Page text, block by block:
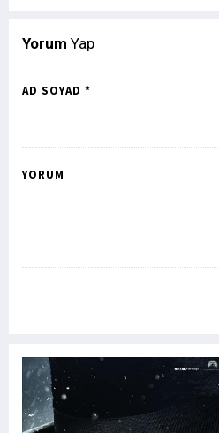
Yorum Yap
AD SOYAD *
YORUM